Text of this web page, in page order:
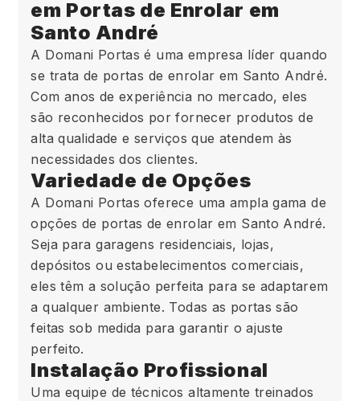
em Portas de Enrolar em
Santo André
A Domani Portas é uma empresa líder quando
se trata de portas de enrolar em Santo André.
Com anos de experiência no mercado, eles
são reconhecidos por fornecer produtos de
alta qualidade e serviços que atendem às
necessidades dos clientes.
Variedade de Opções
A Domani Portas oferece uma ampla gama de
opções de portas de enrolar em Santo André.
Seja para garagens residenciais, lojas,
depósitos ou estabelecimentos comerciais,
eles têm a solução perfeita para se adaptarem
a qualquer ambiente. Todas as portas são
feitas sob medida para garantir o ajuste
perfeito.
Instalação Profissional
Uma equipe de técnicos altamente treinados